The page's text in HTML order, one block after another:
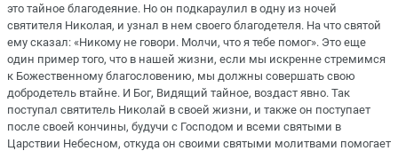
это тайное благодеяние. Но он подкараулил в одну из ночей
святителя Николая, и узнал в нем своего благодетеля. На что святой
ему сказал: «Никому не говори. Молчи, что я тебе помог». Это еще
один пример того, что в нашей жизни, если мы искренне стремимся
к Божественному благословению, мы должны совершать свою
добродетель втайне. И Бог, Видящий тайное, воздаст явно. Так
поступал святитель Николай в своей жизни, и также он поступает
после своей кончины, будучи с Господом и всеми святыми в
Царствии Небесном, откуда он своими святыми молитвами помогает